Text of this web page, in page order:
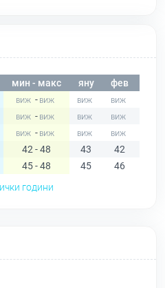
мин - макс яну фев
-
-
-
42 - 48 43 42
45 - 48 45 46
години